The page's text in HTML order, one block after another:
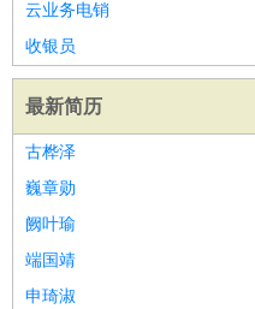
云业务电销
收银员
最新简历
古桦泽
巍章勋
阙叶瑜
端国靖
申琦淑